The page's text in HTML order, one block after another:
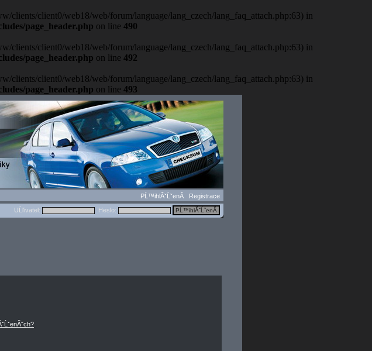
clients/client0/web18/web/forum/language/lang_czech/lang_faq_attach.php:63) in
page_header.php on line 490
clients/client0/web18/web/forum/language/lang_czech/lang_faq_attach.php:63) in
page_header.php on line 492
clients/client0/web18/web/forum/language/lang_czech/lang_faq_attach.php:63) in
page_header.php on line 493
PĹ™ihlĂˇĹˇenĂ­
Registrace
UĹľivatel:
Heslo: